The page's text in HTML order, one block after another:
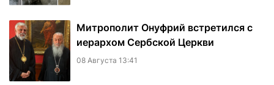
Митрополит Онуфрий встретился с
иерархом Сербской Церкви
08 Августа 13:41